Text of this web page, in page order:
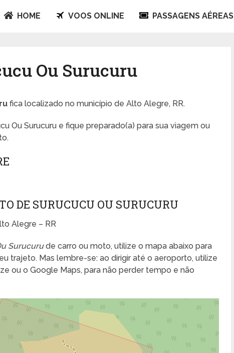
HOME VOOS ONLINE PASSAGENS AÉREAS
Ou Surucuru
fica localizado no município de Alto Alegre, RR.
Ou Surucuru e fique preparado(a) para sua viagem ou
DE SURUCUCU OU SURUCURU
Alegre – RR
Surucurude carro ou moto, utilize o mapa abaixo para
trajeto. Mas lembre-se: ao dirigir até o aeroporto, utilize
ou o Google Maps, para não perder tempo e não